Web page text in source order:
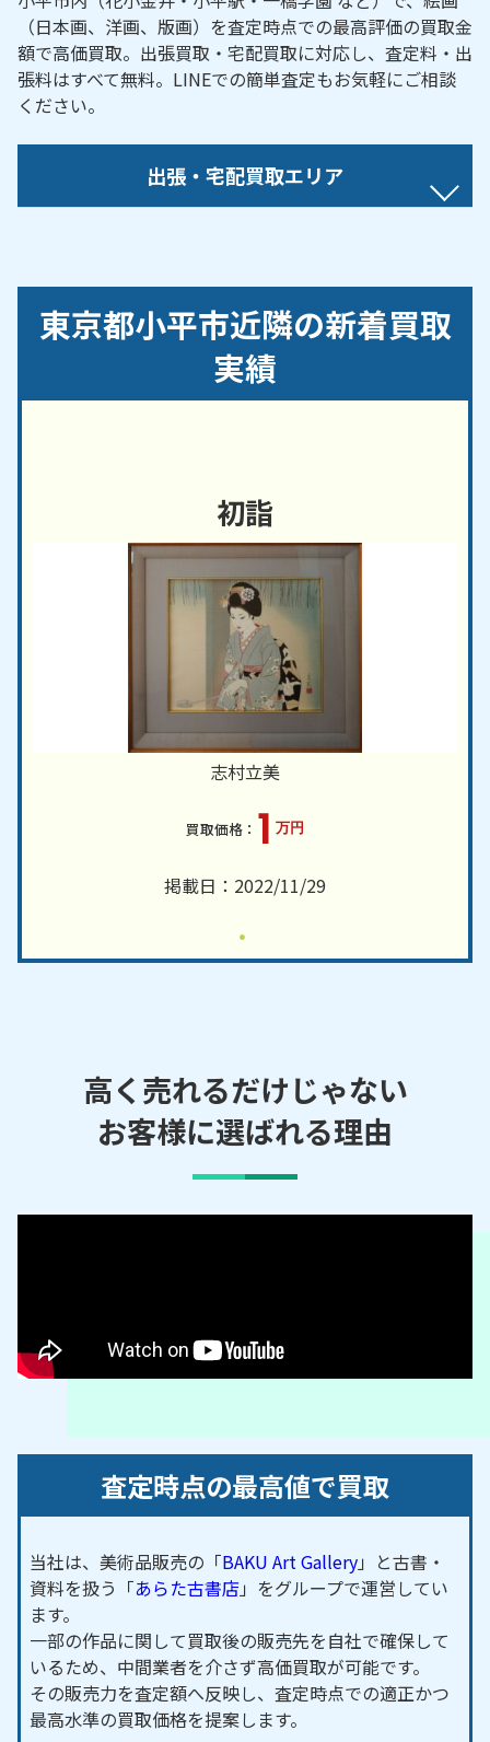
（日本画、洋画、版画）を査定時点での最高評価の買取金
額で高価買取。出張買取・宅配買取に対応し、査定料・出
張料はすべて無料。LINEでの簡単査定もお気軽にご相談
ください。
出張・宅配買取エリア
仲町／花小金井／花小金井南町／美園町／御幸町／
【対応路線】
新小平駅／小平駅／花小金井駅／小川駅／一橋学園
駅／青梅街道駅／鷹の台駅
国分寺市・ 西東京市など、周辺地域から
のご依頼にも対応しております。
東京都小平市近隣の新着買取
実績
初詣
志村立美
1 万円
掲載日：2022/11/29
高く売れるだけじゃない
お客様に選ばれる理由
査定時点の最高値で買取
当社は、美術品販売の「BAKU Art Gallery」と古書・
資料を扱う「あらた古書店」をグループで運営してい
ます。
一部の作品に関して買取後の販売先を自社で確保して
いるため、中間業者を介さず高価買取が可能です。
その販売力を査定額へ反映し、査定時点での適正かつ
最高水準の買取価格を提案します。